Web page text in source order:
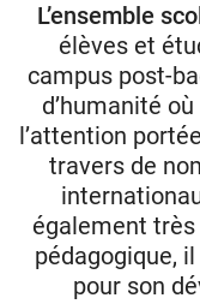
L’ensemble
élèves et
campus post-
d’humanité
l’attention
travers de
également très
pédagogique,
pour son